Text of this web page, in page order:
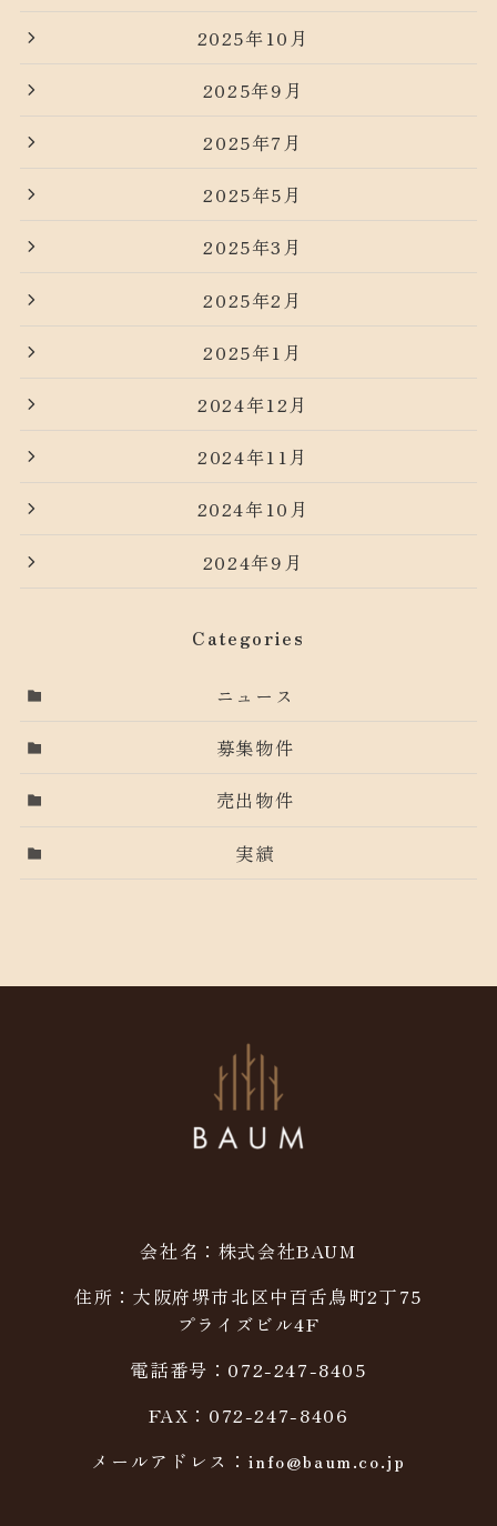
2025年10月
2025年9月
2025年7月
2025年5月
2025年3月
2025年2月
2025年1月
2024年12月
2024年11月
2024年10月
2024年9月
Categories
ニュース
募集物件
売出物件
実績
会社名：株式会社BAUM
住所：大阪府堺市北区中百舌鳥町2丁75
プライズビル4F
電話番号：072-247-8405
FAX：072-247-8406
メールアドレス：info@baum.co.jp